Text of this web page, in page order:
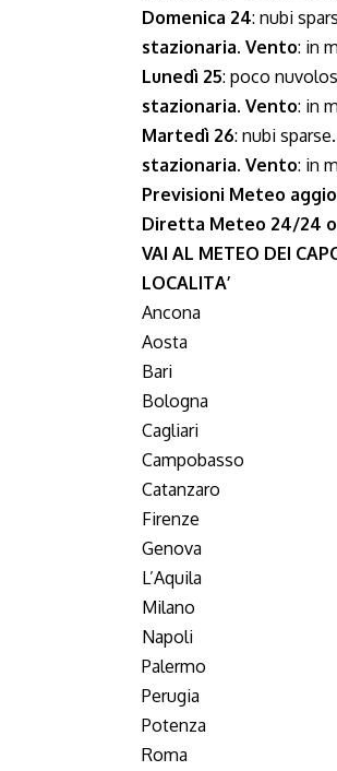
Domenica 24: nubi
stazionaria. Vento: in
Lunedì 25: poco
stazionaria. Vento: in
Martedì 26: nubi
stazionaria. Vento: in
Previsioni Meteo
Diretta Meteo 24/24
VAI AL METEO DEI
LOCALITA’
Ancona
Aosta
Bari
Bologna
Cagliari
Campobasso
Catanzaro
Firenze
Genova
L’Aquila
Milano
Napoli
Palermo
Perugia
Potenza
Roma